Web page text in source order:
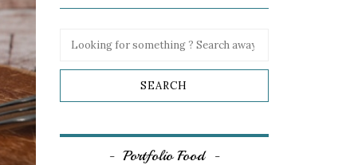
Portfolio Food